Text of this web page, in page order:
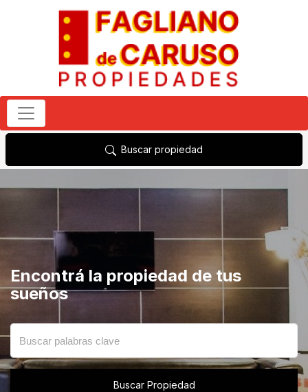
Buscar propiedad
Encontrá la propiedad de tus
sueños
Buscar Propiedad